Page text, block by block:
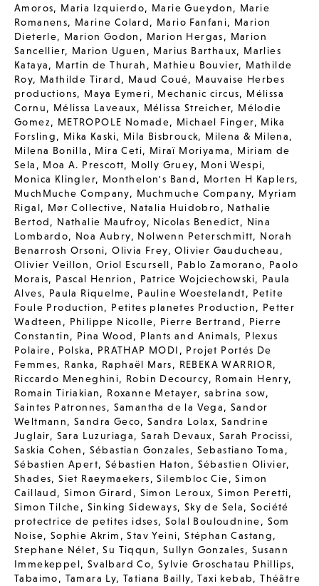
Amoros, Maria Izquierdo, Marie Gueydon, Marie
Romanens, Marine Colard, Mario Fanfani, Marion
Dieterle, Marion Godon , Marion Hergas, Marion
Sancellier, Marion Uguen , Marius Barthaux, Marlies
Kataya, Martin de Thurah , Mathieu Bouvier, Mathilde
Roy, Mathilde Tirard, Maud Coué, Mauvaise Herbes
productions, Maya Eymeri, Mechanic circus, Mélissa
Cornu, Mélissa Laveaux, Mélissa Streicher, Mélodie
Gomez, METROPOLE Nomade, Michael Finger, Mika
Forsling, Mika Kaski, Mila Bisbrouck, Milena & Milena,
Milena Bonilla , Mira Ceti, Miraï Moriyama, Miriam de
Sela , Moa A. Prescott, Molly Gruey, Moni Wespi,
Monica Klingler, Monthelon's Band, Morten H Kaplers,
MuchMuche Company, Muchmuche Company, Myriam
Rigal, Mør Collective,Natalia Huidobro,Nathalie
Bertod,Nathalie Maufroy,Nicolas Benedict, Nina
Lombardo,Noa Aubry,Nolwenn Peterschmitt,Norah
Benarrosh Orsoni,Olivia Frey,Olivier Gauducheau ,
Olivier Veillon, Oriol Escursell, Pablo Zamorano, Paolo
Morais, Pascal Henrion , Patrice Wojciechowski, Paula
Alves, Paula Riquelme, Pauline Woestelandt, Petite
Foule Production, Petites planetes Production, Petter
Wadteen , Philippe Nicolle, Pierre Bertrand , Pierre
Constantin, Pina Wood, Plants and Animals, Plexus
Polaire, Polska, PRATHAP MODI , Projet Portés De
Femmes, Ranka, Raphaël Mars, REBEKA WARRIOR,
Riccardo Meneghini, Robin Decourcy, Romain Henry,
Romain Tiriakian, Roxanne Metayer,sabrina sow,
Saintes Patronnes, Samantha de la Vega,Sandor
Weltmann,Sandra Geco,Sandra Lolax, Sandrine
Juglair, Sara Luzuriaga,Sarah Devaux, Sarah Procissi,
Saskia Cohen , Sébastian Gonzales, Sebastiano Toma ,
Sébastien Apert, Sébastien Haton , Sébastien Olivier,
Shades,Siet Raeymaekers,Silembloc Cie,Simon
Caillaud,Simon Girard , Simon Leroux,Simon Peretti,
Simon Tilche, Sinking Sideways, Sky de Sela,Société
protectrice de petites idses,Solal Bouloudnine, Som
Noise, Sophie Akrim ,Stav Yeini,Stéphan Castang,
Stephane Nélet,Su Tiqqun, Sullyn Gonzales, Susann
Immekeppel, Svalbard Co,Sylvie Groschatau Phillips,
Tabaimo, Tamara Ly,Tatiana Bailly,Taxi kebab,Théâtre